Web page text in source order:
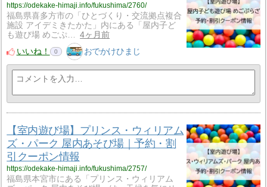
https://odekake-himaji.info/fukushima/2760/
福島県喜多方市の「ひとづくり・交流拠点複合
施設 アイデミきたかた」内にある「屋内子ど
も遊び場 めごぷ…
4ヶ月前
いいね！
0 おでかけひまじ
【室内遊び場】プリンス・ウィリアム
ズ・パーク 屋内あそび場｜予約・割
引クーポン情報
https://odekake-himaji.info/fukushima/2757/
福島県本宮市にある「プリンス・ウィリアム